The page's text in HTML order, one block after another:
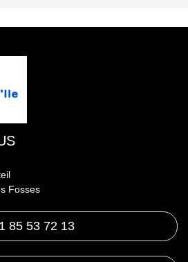
Fosses
85 53 72 13